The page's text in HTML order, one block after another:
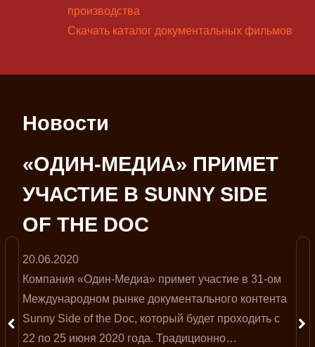
производства
Скачать каталог документальных фильмов
Новости
«ОДИН-МЕДИА» ПРИМЕТ
УЧАСТИЕ В SUNNY SIDE
OF THE DOC
20.06.2020
Компания «Один-Медиа» примет участие в 31-ом
Международном рынке документального контента
Sunny Side of the Doc, который будет проходить с
22 по 25 июня 2020 года. Традиционно